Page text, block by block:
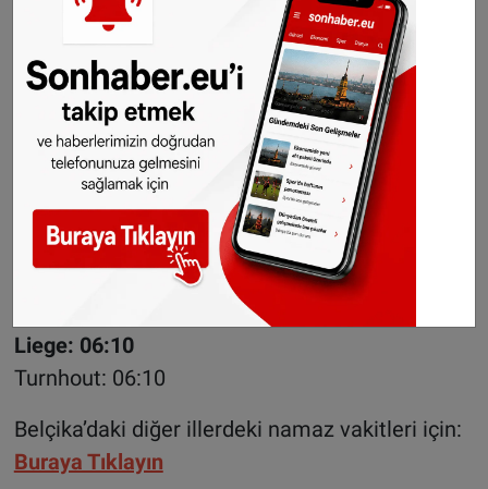
BELÇİKA
Belçika'dan seçtiğimiz bazı iller için 2024
Kurban bayramı namazı vakitleri;
Antwerpen: 06:12
Brugge: 06:17
Bruksel: 06:14
Charloi: 06:15
Liege: 06:10
Turnhout: 06:10
Belçika’daki diğer illerdeki namaz vakitleri için:
Buraya Tıklayın